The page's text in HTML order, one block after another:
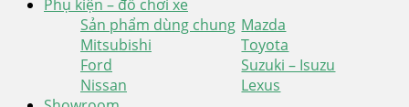
Phụ kiện – đồ chơi xe
Sản phẩm dùng chung Mazda
Mitsubishi
Toyota
Ford
Suzuki – Isuzu
Nissan
Lexus